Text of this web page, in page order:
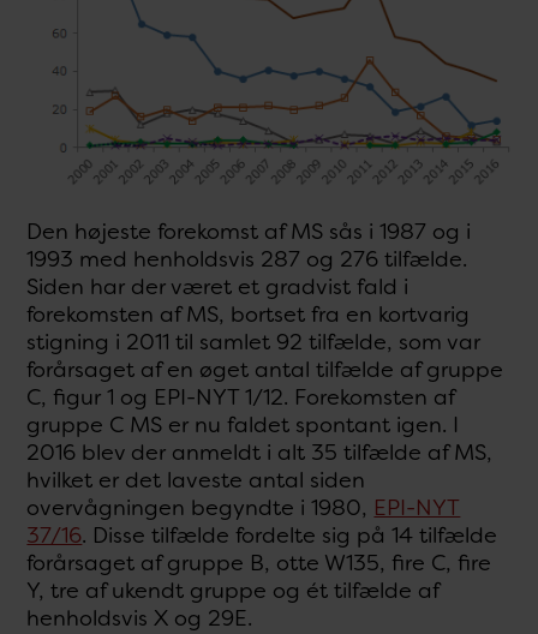
Den højeste forekomst af MS sås i 1987 og i
1993 med henholdsvis 287 og 276 tilfælde.
Siden har der været et gradvist fald i
forekomsten af MS, bortset fra en kortvarig
stigning i 2011 til samlet 92 tilfælde, som var
forårsaget af en øget antal tilfælde af gruppe
C, figur 1 og EPI-NYT 1/12. Forekomsten af
gruppe C MS er nu faldet spontant igen. I
2016 blev der anmeldt i alt 35 tilfælde af MS,
hvilket er det laveste antal siden
overvågningen begyndte i 1980, EPI-NYT
37/16. Disse tilfælde fordelte sig på 14 tilfælde
forårsaget af gruppe B, otte W135, fire C, fire
Y, tre af ukendt gruppe og ét tilfælde af
henholdsvis X og 29E.